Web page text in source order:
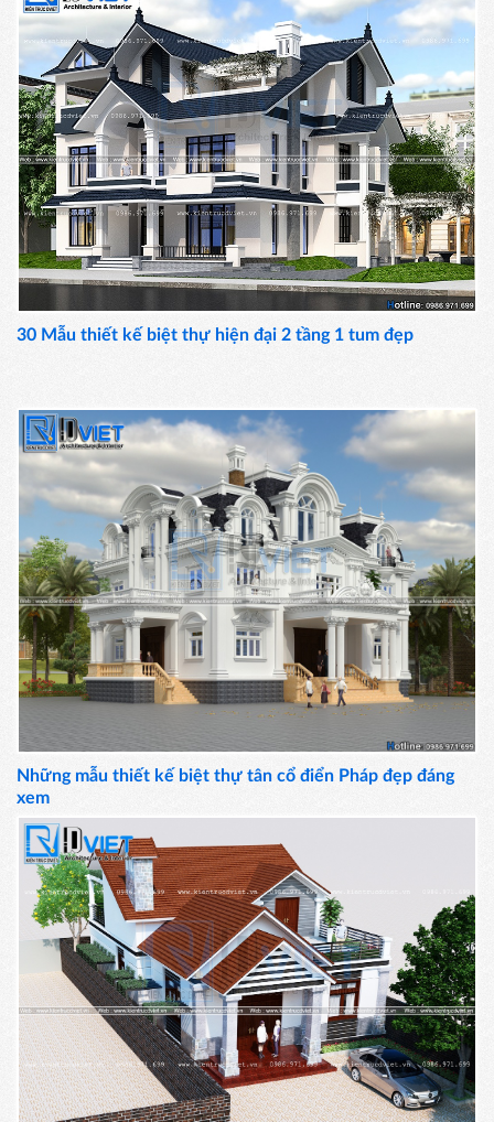
30 Mẫu thiết kế biệt thự hiện đại 2 tầng 1 tum đẹp
Những mẫu thiết kế biệt thự tân cổ điển Pháp đẹp đáng
xem